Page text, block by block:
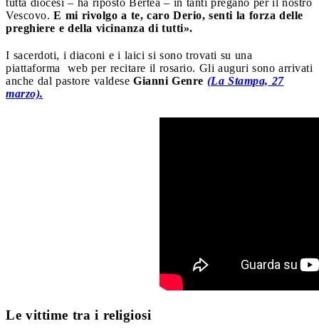
Vescovo. E mi rivolgo a te, caro Derio, senti la forza delle
preghiere e della vicinanza di tutti».
I sacerdoti, i diaconi e i laici si sono trovati su una
piattaforma
web per recitare il rosario. Gli auguri sono arrivati
anche dal pastore valdese Gianni Genre (La Stampa, 27
marzo).
Le vittime tra i religiosi